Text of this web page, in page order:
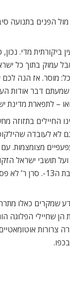
הפנים בתנועה
מדי.
עמוק בתוך כל
מוסר. אז הנה
דבר אודות
– לתפארת מדינת
לא לעובדה
תושבי ישראל
שני צעדים, כיוון את נשקו
שמקרים
שחיילי